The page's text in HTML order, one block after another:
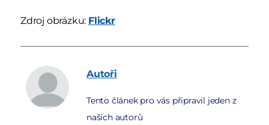
Zdroj obrázku: Flickr
Autoři
Tento článek pro vás připravil jeden z
našich autorů